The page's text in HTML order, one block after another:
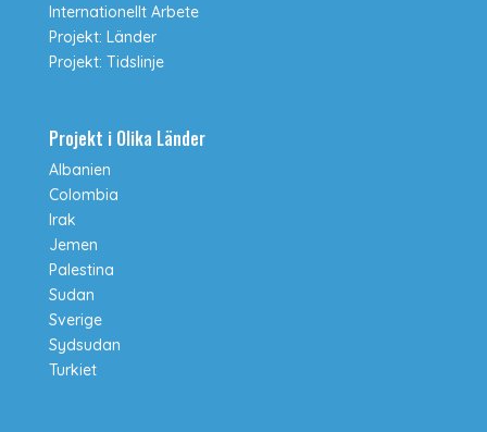
Internationellt Arbete
Projekt: Länder
Projekt: Tidslinje
Projekt i Olika Länder
Albanien
Colombia
Irak
Jemen
Palestina
Sudan
Sverige
Sydsudan
Turkiet